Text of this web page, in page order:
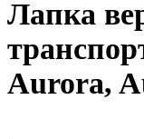
Лапка
Aurora,